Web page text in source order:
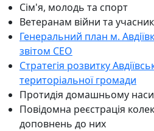
Сім'я, молодь та спорт
Ветеранам війни та
Генеральний план м.
звітом СЕО
Стратегія розвитку
територіальної громади
Протидія домашньому
Повідомна реєстрація
доповнень до них